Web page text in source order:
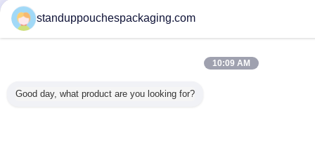
standuppouchespackaging.com
10:09 AM
Good day, what product are you looking for?